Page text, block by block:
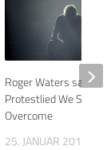
Roger Waters sang
Protestlied We Shall
Overcome
25. JANUAR 2010